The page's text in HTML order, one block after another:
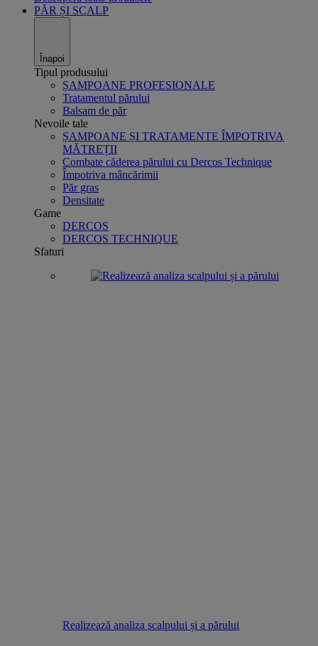
PĂR ȘI SCALP
Înapoi
Tipul produsului
ȘAMPOANE PROFESIONALE
Tratamentul părului
Balsam de păr
Nevoile tale
ȘAMPOANE ȘI TRATAMENTE ÎMPOTRIVA
MĂTREȚII
Combate căderea părului cu Dercos Technique
Împotriva mâncărimii
Păr gras
Densitate
Game
DERCOS
DERCOS TECHNIQUE
Sfaturi
Realizează analiza scalpului și a părului